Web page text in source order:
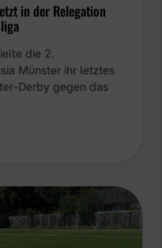
in der Relegation
die 2.
Münster ihr letztes
Derby gegen das